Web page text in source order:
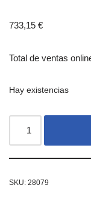
733,15 €
Total de ventas
Hay existencias
SKU: 28079